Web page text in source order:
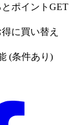
ポイントGET
に買い替え
(条件あり)